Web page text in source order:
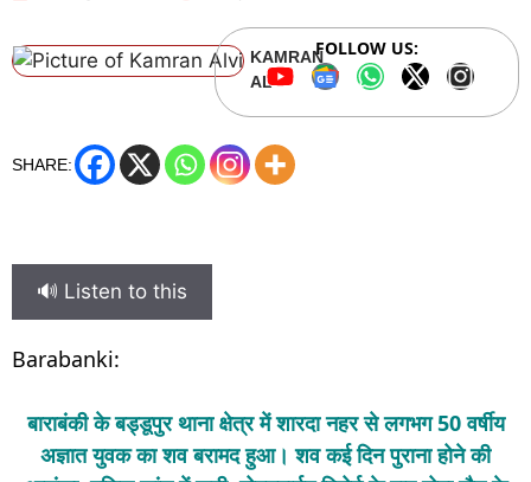
KAMRAN
ALVI
FOLLOW US:
SHARE:
🔊 Listen to this
Barabanki:
बाराबंकी के बड्डूपुर थाना क्षेत्र में शारदा नहर से लगभग 50 वर्षीय
अज्ञात युवक का शव बरामद हुआ। शव कई दिन पुराना होने की